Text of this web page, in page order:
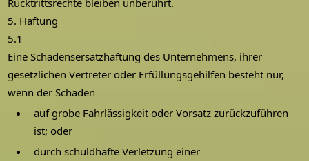
Rücktrittsrechte bleiben unberührt.
5. Haftung
5.1
Eine Schadensersatzhaftung des Unternehmens, ihrer
gesetzlichen Vertreter oder Erfüllungsgehilfen besteht nur,
wenn der Schaden
auf grobe Fahrlässigkeit oder Vorsatz zurückzuführen
ist; oder
durch schuldhafte Verletzung einer